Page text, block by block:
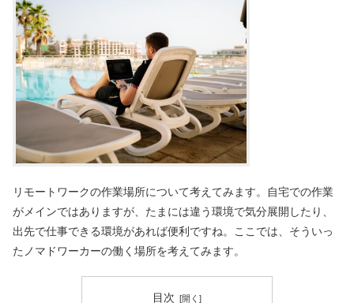
リモートワークの作業場所について考えてみます。自宅での作業
がメインではありますが、たまには違う環境で気分展開したり、
出先で仕事できる環境があれば便利ですね。ここでは、そういっ
たノマドワーカーの働く場所を考えてみます。
目次